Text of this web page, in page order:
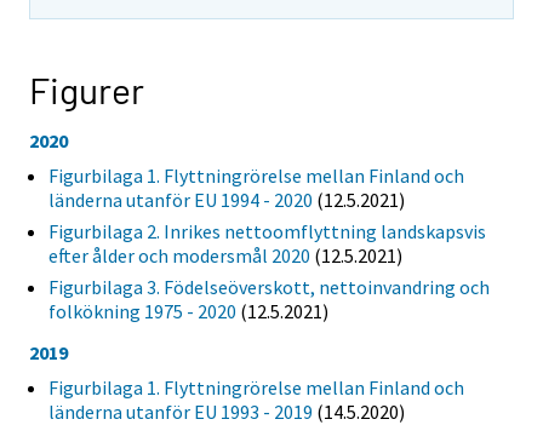
Figurer
2020
Figurbilaga 1. Flyttningrörelse mellan Finland och
länderna utanför EU 1994 - 2020 (12.5.2021)
Figurbilaga 2. Inrikes nettoomflyttning landskapsvis
efter ålder och modersmål 2020 (12.5.2021)
Figurbilaga 3. Födelseöverskott, nettoinvandring och
folkökning 1975 - 2020 (12.5.2021)
2019
Figurbilaga 1. Flyttningrörelse mellan Finland och
länderna utanför EU 1993 - 2019 (14.5.2020)